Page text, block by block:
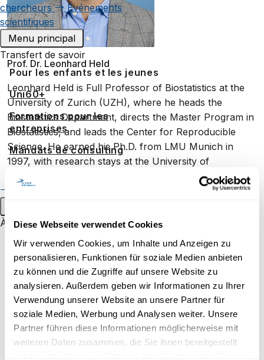
Diese Webseite verwendet Cookies
Wir verwenden Cookies, um Inhalte und Anzeigen zu
personalisieren, Funktionen für soziale Medien anbieten
zu können und die Zugriffe auf unsere Website zu
analysieren. Außerdem geben wir Informationen zu Ihrer
Verwendung unserer Website an unsere Partner für
soziale Medien, Werbung und Analysen weiter. Unsere
Partner führen diese Informationen möglicherweise mit
weiteren Daten zusammen, die Sie ihnen bereitgestellt
chercheurs
Événements
scientifiques
Menu principal
Transfert de savoir
Pour les enfants et les jeunes
Uni60+
Formations pour les
entreprises
Mandats de consulting
Événements grand public
À propos
Portrait
Stratégie
Reconnaissance
Espace media
Travailler à UniDistance Suisse
Prof. Dr. Leonhard Held
Leonhard Held is Full Professor of Biostatistics at the
University of Zurich (UZH), where he heads the
Biostatistics Department, directs the Master Program in
Biostatistics, and leads the Center for Reproducible
Science. He earned his Ph.D. from LMU Munich in
1997, with research stays at the University of
Washington and academic positions at Imperial College
London and Lancaster University before returning to
been a faculty member at UZH. An active editor for
Statistics, his research focuses on reproducibility,
infectious disease analysis, and Bayesian biostatistics,
with significant contributions to spatial epidemiology.
Inscription